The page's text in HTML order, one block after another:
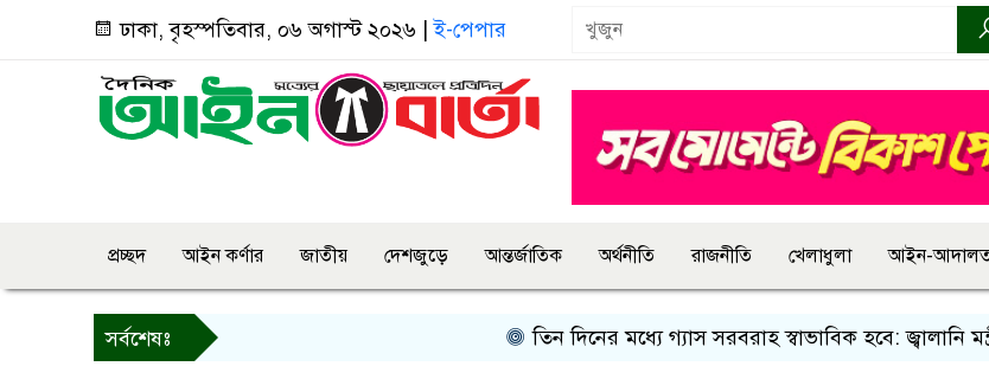
ঢাকা, বৃহস্পতিবার, ০৬ অগাস্ট ২০২৬ |ই-পেপার
প্রচ্ছদ আইন কর্ণার জাতীয় দেশজুড়ে আন্তর্জাতিক অর্থনীতি রাজনীতি খেলাধুলা আইন-
সর্বশেষঃ তিন দিনের মধ্যে গ্যাস সরবরাহ স্বাভাবিক হবে: জ্বালানি মন্ত্রী